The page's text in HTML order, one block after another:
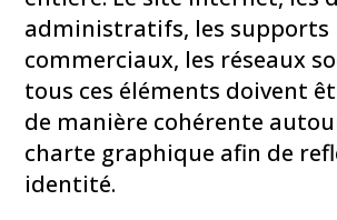
administratifs, les supports
commerciaux, les réseaux
tous ces éléments doivent
de manière cohérente
charte graphique afin de
identité.